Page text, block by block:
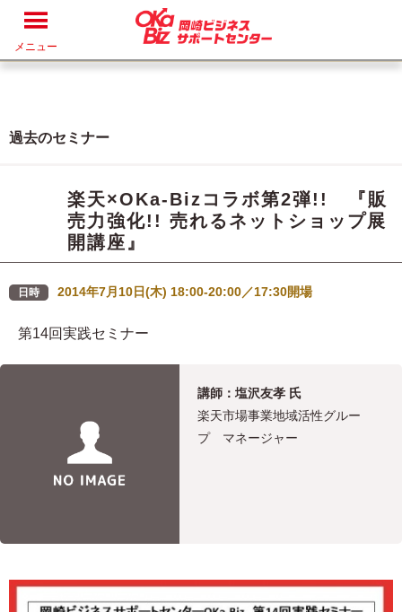
メニュー
過去のセミナー
楽天×OKa-Bizコラボ第2弾!! 『販
売力強化!! 売れるネットショップ展
開講座』
日時 2014年7月10日(木) 18:00-20:00／17:30開場
第14回実践セミナー
講師：塩沢友孝 氏
楽天市場事業地域活性グルー
プ マネージャー